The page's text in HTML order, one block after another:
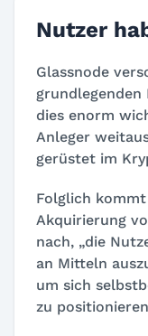
Nutzer
Glassnode
dies enorm
Anleger
gerüstet im
Folglich
Akquirierung
nach, „die
an Mitteln
um sich
zu